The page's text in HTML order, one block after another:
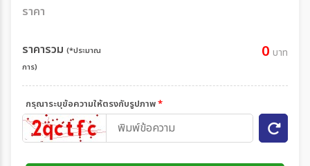
ราคา
ราคารวม (*ประมาณ
การ)
0 บาท
กรุณาระบุข้อความให้ตรงกับรูปภาพ*